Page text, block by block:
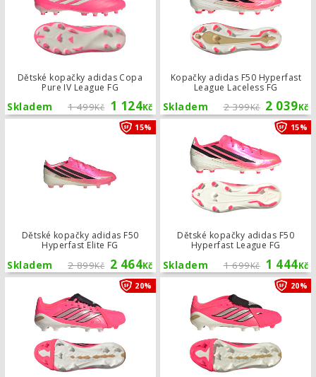
Dětské kopačky adidas Copa
Pure IV League FG
1 499Kč 1 124Kč
Skladem
Kopačky adidas F50 Hyperfast
League Laceless FG
2 399Kč 2 039Kč
Skladem
Dětské kopačky adidas F50
Hyperfast Elite FG
2 899Kč 2 464Kč
Skladem
15% Dětské kopačky adidas F50
Dětské kopačky adidas F50
Hyperfast League FG
1 699Kč 1 444Kč
Skladem
15%
20% Dětské kopačky adidas Predator20%